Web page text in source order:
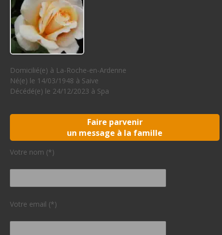
Domicilié(e) à La-Roche-en-Ardenne
Né(e) le 14/03/1948 à Saive
Décédé(e) le 24/12/2023 à Spa
Faire parvenir
un message à la famille
Votre nom (*)
Votre email (*)